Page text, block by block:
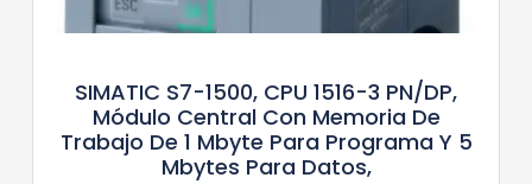
SIMATIC S7-1500, CPU 1516-3 PN/DP,
Módulo Central Con Memoria De
Trabajo De 1 Mbyte Para Programa Y 5
Mbytes Para Datos,